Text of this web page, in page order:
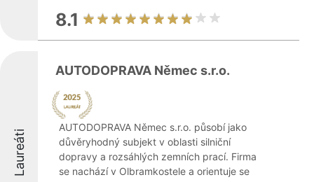
8.1
Laureáti
AUTODOPRAVA Němec s.r.o.
AUTODOPRAVA Němec s.r.o. působí jako
důvěryhodný subjekt v oblasti silniční
dopravy a rozsáhlých zemních prací. Firma
se nachází v Olbramkostele a orientuje se